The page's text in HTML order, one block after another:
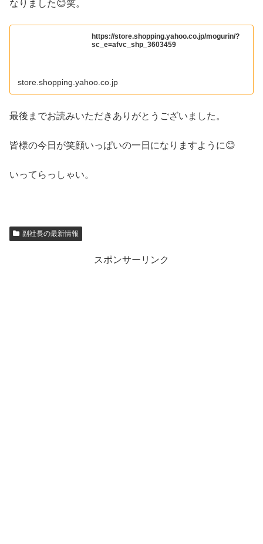
なりました😊笑。
https://store.shopping.yahoo.co.jp/mogurin/?
sc_e=afvc_shp_3603459
store.shopping.yahoo.co.jp
最後までお読みいただきありがとうございました。
皆様の今日が笑顔いっぱいの一日になりますように😊
いってらっしゃい。
副社長の最新情報
スポンサーリンク